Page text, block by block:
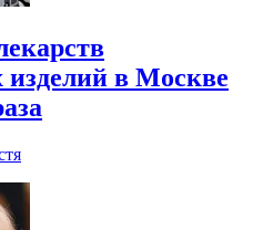
в Москве